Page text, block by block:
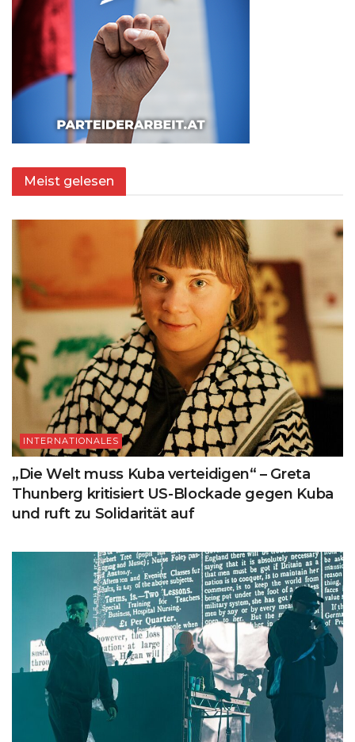
Meist gelesen
INTERNATIONALES
„Die Welt muss Kuba verteidigen“ – Greta
Thunberg kritisiert US-Blockade gegen Kuba
und ruft zu Solidarität auf